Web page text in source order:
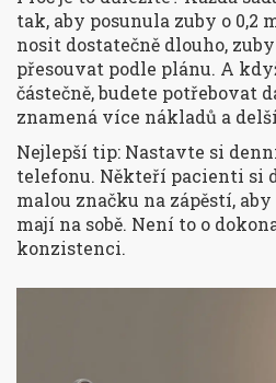
tak, aby posunula zuby o 0,2
nosit dostatečně dlouho,
přesouvat podle plánu. A
částečně, budete potřebovat
znamená více nákladů a
Nejlepší tip: Nastavte si
telefonu. Někteří pacienti si
malou značku na zápěstí,
mají na sobě. Není to o
konzistenci.